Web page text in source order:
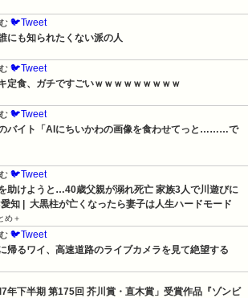
🐦Tweet
にも知られたくない派の人
🐦Tweet
定食、ガチですごいｗｗｗｗｗｗｗｗｗ
🐦Tweet
のバイト「AIにちいかわの画像を食わせてっと………で
🐦Tweet
助けようと…40歳父親が溺れ死亡 家族3人で川遊びに
知 |  大黒柱が亡くなったら妻子は人生ハードモード
め＋
🐦Tweet
帰るワイ、高速道路のライブカメラを見て絶望する
年下半期 第175回 芥川賞・直木賞」受賞作品『ゾンビ